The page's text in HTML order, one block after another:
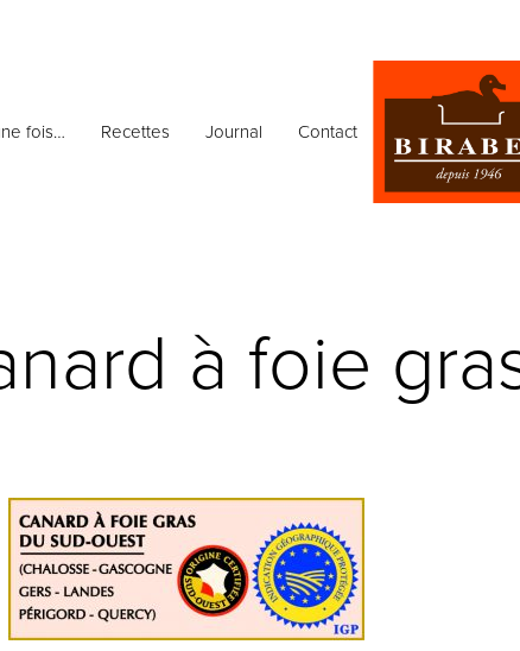
fois… Recettes Journal Contact
à foie